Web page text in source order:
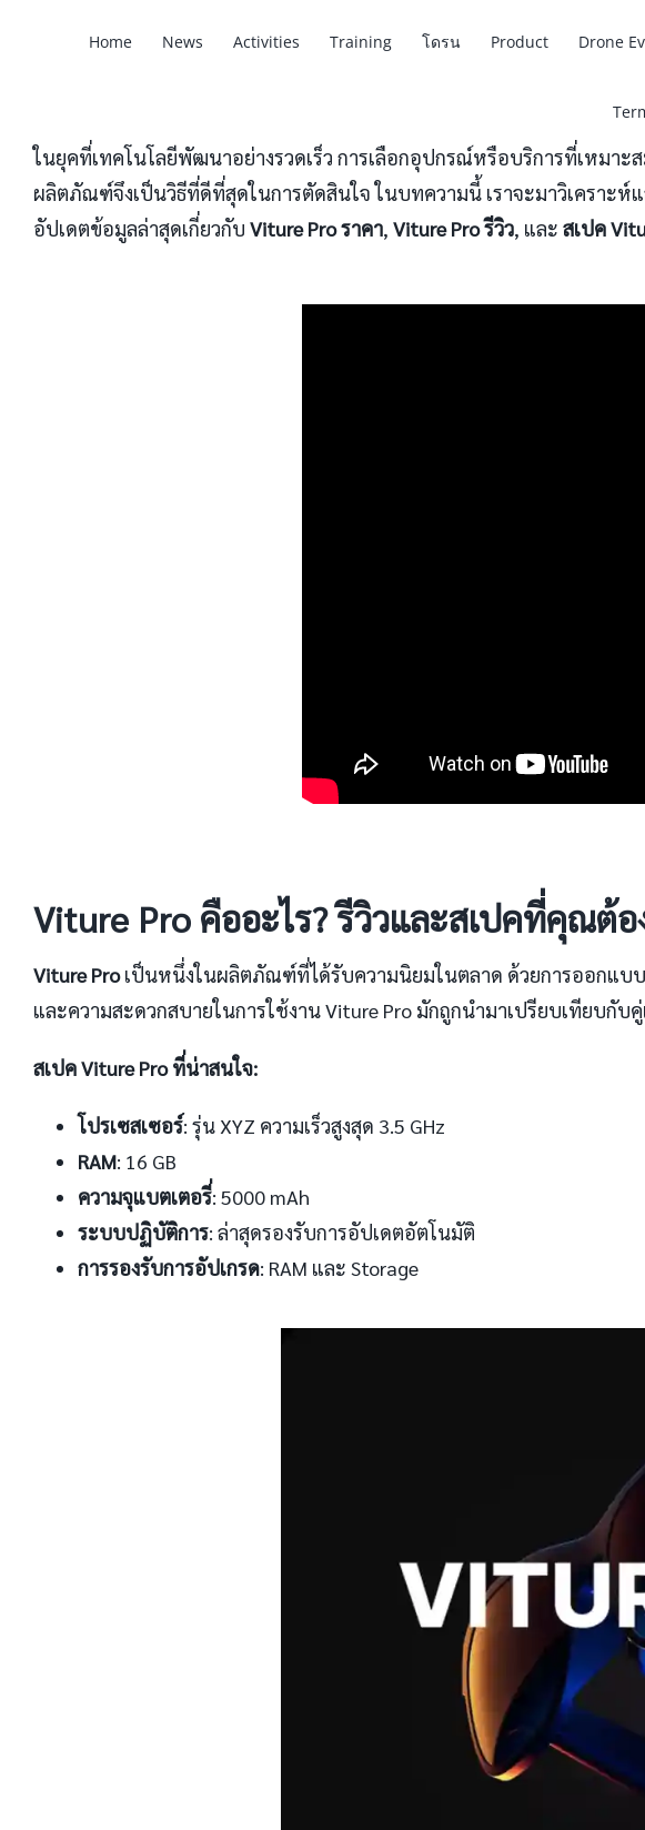
Home News Activities Training โดรน Product Drone
ในยุคที่เทคโนโลยีพัฒนาอย่างรวดเร็ว การเลือกอุปกรณ์หรือบริการที่เหมาะ
ผลิตภัณฑ์จึงเป็นวิธีที่ดีที่สุดในการตัดสินใจ ในบทความนี้ เราจะมาวิเคราะห์
อัปเดตข้อมูลล่าสุดเกี่ยวกับ Viture Pro ราคา, Viture Pro รีวิว, และ สเปค
Viture Pro คืออะไร? รีวิวและสเปคที่คุณต้อ
Viture Proเป็นหนึ่งในผลิตภัณฑ์ที่ได้รับความนิยมในตลาด ด้วยการออกแบ
และความสะดวกสบายในการใช้งาน Viture Pro มักถูกนำมาเปรียบเทียบกับ
สเปค Viture Pro ที่น่าสนใจ:
โปรเซสเซอร์: รุ่น XYZ ความเร็วสูงสุด 3.5 GHz
RAM: 16 GB
ความจุแบตเตอรี่: 5000 mAh
ระบบปฏิบัติการ: ล่าสุดรองรับการอัปเดตอัตโนมัติ
การรองรับการอัปเกรด: RAM และ Storage